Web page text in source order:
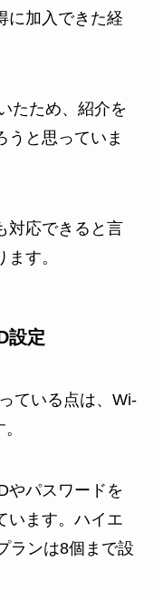
に加入できた経
たため、紹介を
うと思っていま
対応できると言
す。
設定
ている点は、Wi-
やパスワードを
います。ハイエ
ランは8個まで設